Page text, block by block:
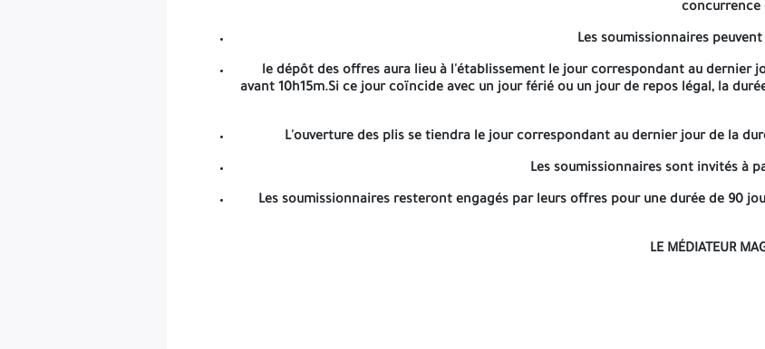
concurrence
Les soumissionnaires
le dépôt des offres aura lieu à l'établissement le jour correspondant au dernier
avant 10h15m.Si ce jour coïncide avec un jour férié ou un jour de repos légal, la
L'ouverture des plis se tiendra le jour correspondant au dernier jour de la
Les soumissionnaires sont invités à
Les soumissionnaires resteront engagés par leurs offres pour une durée de 90
LE MÉDIATEUR